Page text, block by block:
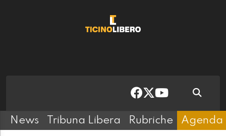
News Tribuna Libera Rubriche Agenda